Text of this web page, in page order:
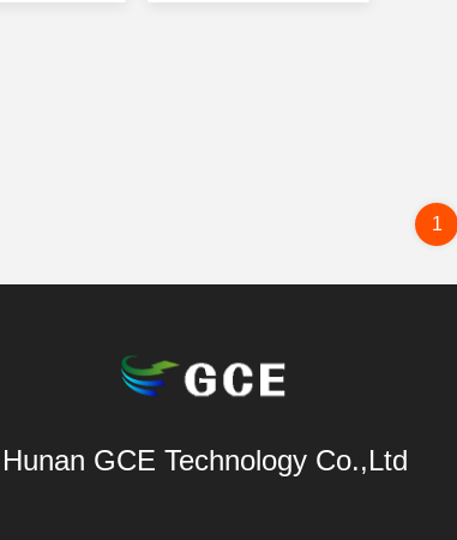
1
Hunan GCE Technology Co.,Ltd